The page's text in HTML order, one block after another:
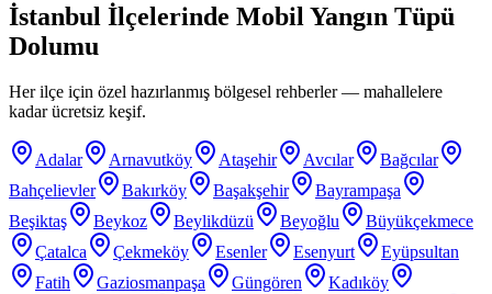
İstanbul İlçelerinde Mobil Yangın Tüpü
Dolumu
Her ilçe için özel hazırlanmış bölgesel rehberler — mahallelere
kadar ücretsiz keşif.
Adalar Arnavutköy Ataşehir Avcılar
Bağcılar
Bahçelievler
Bakırköy Başakşehir
Bayrampaşa
Beşiktaş
Beykoz Beylikdüzü Beyoğlu
Büyükçekmece
Çatalca
Çekmeköy Esenler Esenyurt
Eyüpsultan
Fatih
Gaziosmanpaşa Güngören
Kadıköy